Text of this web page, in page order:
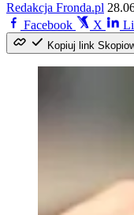
Redakcja Fronda.pl
Facebook
X
Kopiuj link